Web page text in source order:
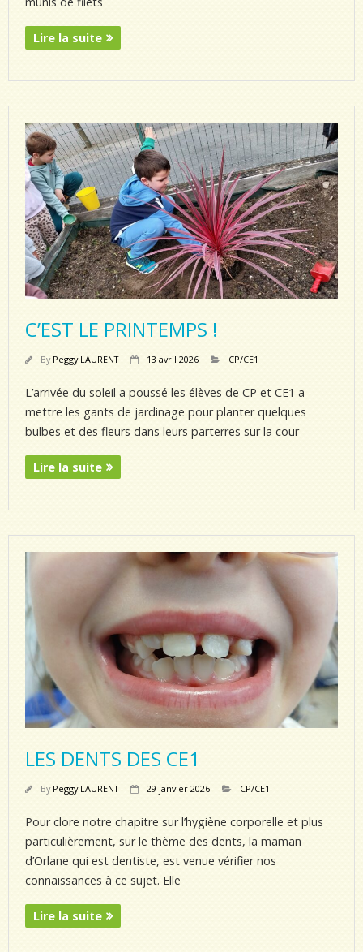
Lire la suite
C’EST LE PRINTEMPS !
By Peggy LAURENT 13 avril 2026 CP/CE1
L’arrivée du soleil a poussé les élèves de CP et CE1 a
mettre les gants de jardinage pour planter quelques
bulbes et des fleurs dans leurs parterres sur la cour
Lire la suite
LES DENTS DES CE1
By Peggy LAURENT 29 janvier 2026 CP/CE1
Pour clore notre chapitre sur l’hygiène corporelle et plus
particulièrement, sur le thème des dents, la maman
d’Orlane qui est dentiste, est venue vérifier nos
connaissances à ce sujet. Elle
Lire la suite